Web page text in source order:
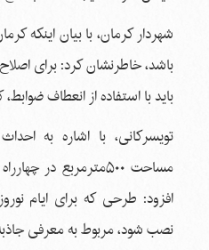
شهردار کرمان، با بیان اینکه
باشد، خاطرنشان کرد: برای
باید با استفاده از انعطاف
تویسرکانی، با اشاره به
مساحت ۵۰۰مترمربع در
افزود: طرحی که برای ایام
نصب شود، مربوط به معرفی